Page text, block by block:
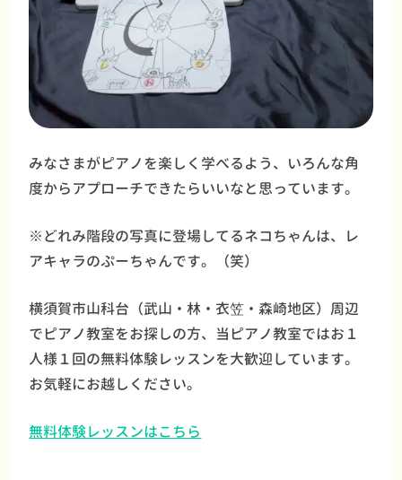
みなさまがピアノを楽しく学べるよう、いろんな角
度からアプローチできたらいいなと思っています。
※どれみ階段の写真に登場してるネコちゃんは、レ
アキャラのぷーちゃんです。（笑）
横須賀市山科台（武山・林・衣笠・森崎地区）周辺
でピアノ教室をお探しの方、当ピアノ教室ではお１
人様１回の無料体験レッスンを大歓迎しています。
お気軽にお越しください。
無料体験レッスンはこちら